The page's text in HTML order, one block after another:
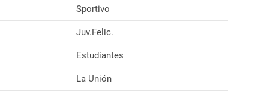
Sportivo
Juv.Felic.
Estudiantes
La Unión